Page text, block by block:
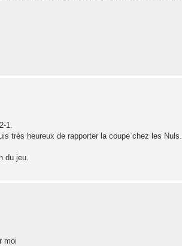
1.
très heureux de rapporter la coupe chez les Nuls.
du jeu.
moi